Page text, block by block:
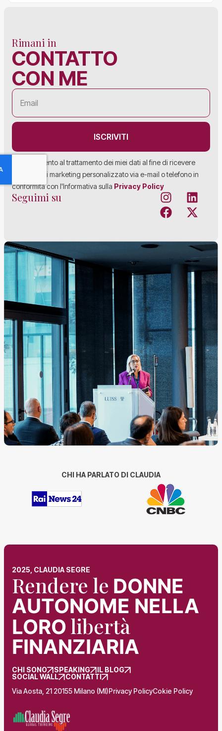
Rimani in
CONTATTO
CON ME
Acconsento al trattamento dei miei dati al fine di ricevere
materiale di marketing personalizzato via e-mail o telefono in
conformità con l'Informativa sulla Privacy Policy
ISCRIVITI
Seguimi su
CHI HA PARLATO DI CLAUDIA
2025, CLAUDIA SEGRE
Rendere le DONNE
AUTONOME NELLA
LORO libertà
FINANZIARIA
CHI SONO SPEAKING
IL BLOG
SOCIAL WALL
CONTATTI
Via Aosta, 21 20155 Milano (MI)Privacy PolicyCokie Policy